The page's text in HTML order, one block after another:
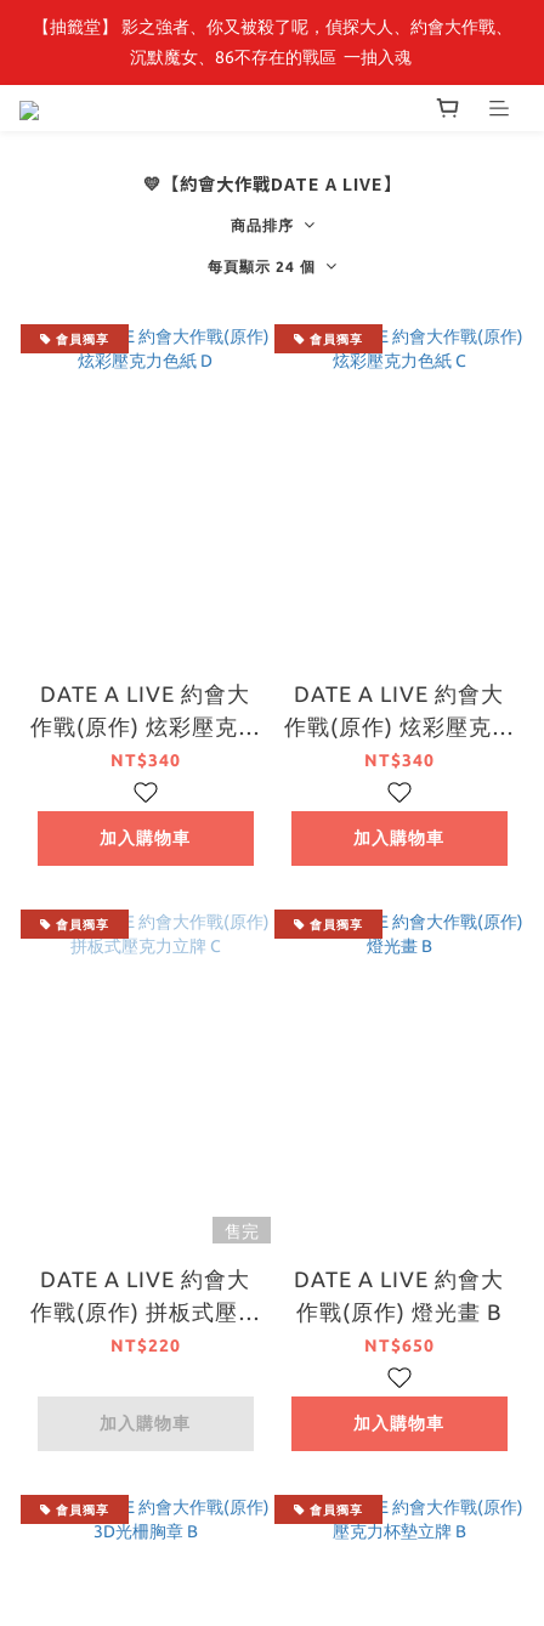
最新開賣🔥「全知讀者視角」 周邊商品
【抽籤堂】 影之強者、你又被殺了呢，偵探大人、約會大作戰、
沉默魔女、86不存在的戰區  一抽入魂
💛【約會大作戰DATE A LIVE】
商品排序
每頁顯示 24 個
會員獨享
DATE A LIVE 約會大
作戰(原作) 炫彩壓克力
色紙 D
NT$340
加入購物車
會員獨享
DATE A LIVE 約會大
作戰(原作) 炫彩壓克力
色紙 C
NT$340
加入購物車
會員獨享
售完
DATE A LIVE 約會大
作戰(原作) 拼板式壓克
力立牌 C
NT$220
加入購物車
會員獨享
DATE A LIVE 約會大
作戰(原作) 燈光畫 B
NT$650
加入購物車
會員獨享 會員獨享